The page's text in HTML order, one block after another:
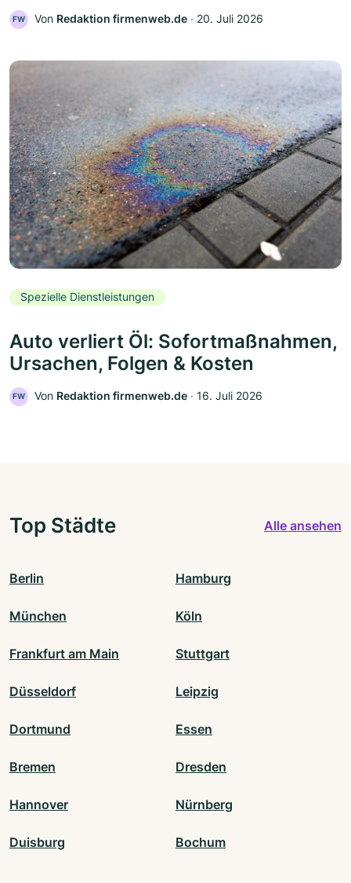
FW Von Redaktion firmenweb.de ‧ 20. Juli 2026
Spezielle Dienstleistungen
Auto verliert Öl: Sofortmaßnahmen,
Ursachen, Folgen & Kosten
FW Von Redaktion firmenweb.de ‧ 16. Juli 2026
Top Städte Alle ansehen
Berlin Hamburg
München Köln
Frankfurt am Main Stuttgart
Düsseldorf Leipzig
Dortmund Essen
Bremen Dresden
Hannover Nürnberg
Duisburg Bochum